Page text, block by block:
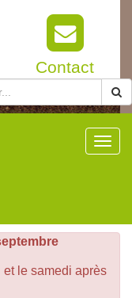
Contact
et le samedi après